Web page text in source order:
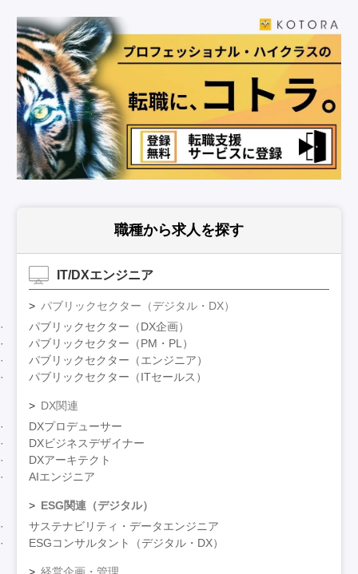
職種から求人を探す
IT/DXエンジニア
パブリックセクター（デジタル・DX）
パブリックセクター（DX企画）
パブリックセクター（PM・PL）
パブリックセクター（エンジニア）
パブリックセクター（ITセールス）
DX関連
DXプロデューサー
DXビジネスデザイナー
DXアーキテクト
AIエンジニア
ESG関連（デジタル）
サステナビリティ・データエンジニア
ESGコンサルタント（デジタル・DX）
経営企画・管理